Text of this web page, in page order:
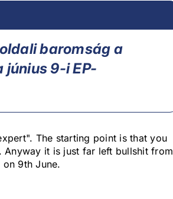
baromság a
június 9-i EP-
The starting point is that you
Anyway it is just far left bullshit from
9th June.